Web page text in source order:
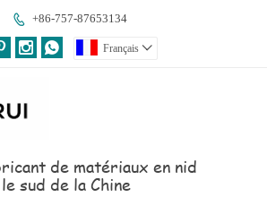
 +86-757-87653134
  Français 
de matériaux en nid
sud de la Chine